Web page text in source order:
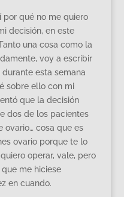
por qué no me quiero
decisión, en este
una cosa como la
voy a escribir
esta semana
sobre ello con mi
que la decisión
dos de los pacientes
ovario… cosa que es
ovario porque te lo
operar, vale, pero
me hiciese
en cuando.